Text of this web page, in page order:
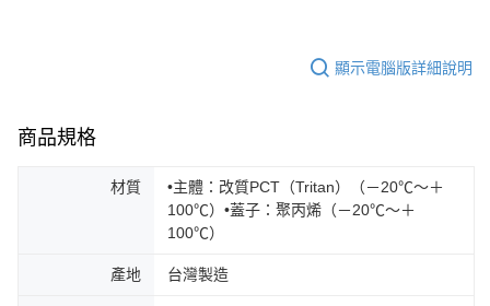
顯示電腦版詳細說明
商品規格
材質
•主體：改質PCT（Tritan）（－20℃～＋
100℃）•蓋子：聚丙烯（－20℃～＋
100℃）
產地 台灣製造